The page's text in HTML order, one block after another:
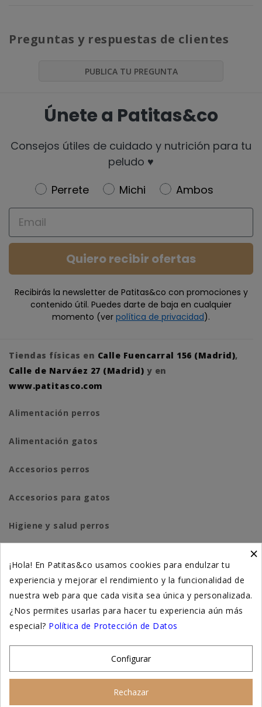
Preguntas y respuestas de clientes
PUBLICA TU PREGUNTA
Únete a Patitas&co
Consejos útiles de cuidado y nutrición para tu
peludo ♥️
Newsletter
Perrete Michi
Ambos
Email
Quiero recibir ofertas
Recibirás la newsletter de Patitas&co con promociones y
contenido útil. Puedes darte de baja en cualquier
momento (ver política de privacidad).
Tiendas físicas en Calle Fuencarral 156 (Madrid),
Calle de Narváez 27 (Madrid) y en
www.patitasco.com
Alimentación perros
Alimentación gatos
Accesorios perros
Accesorios para gatos
Higiene y salud perros
Suplementación natural
Otros
×
¡Hola! En Patitas&co usamos cookies para endulzar tu
experiencia y mejorar el rendimiento y la funcionalidad de
nuestra web para que cada visita sea única y personalizada.
¿Nos permites usarlas para hacer tu experiencia aún más
especial? Política de Protección de Datos
Configurar
Rechazar